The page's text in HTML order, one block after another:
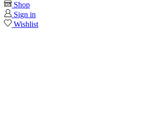
Shop
Sign in
Wishlist